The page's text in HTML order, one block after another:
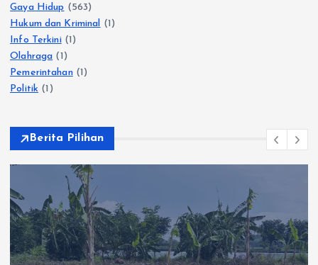
Gaya Hidup (563)
Hukum dan Kriminal (1)
Info Terkini(1)
Olahraga (1)
Pemerintahan(1)
Politik (1)
Berita Pilihan